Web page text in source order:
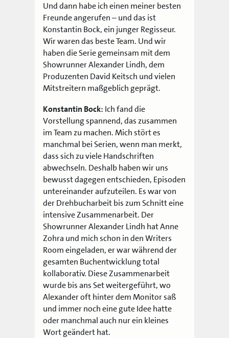
Und dann habe ich einen meiner besten
Freunde angerufen – und das ist
Konstantin Bock, ein junger Regisseur.
Wir waren das beste Team. Und wir
haben die Serie gemeinsam mit dem
Showrunner Alexander Lindh, dem
Produzenten David Keitsch und vielen
Mitstreitern maßgeblich geprägt.
Konstantin Bock: Ich fand die
Vorstellung spannend, das zusammen
im Team zu machen. Mich stört es
manchmal bei Serien, wenn man merkt,
dass sich zu viele Handschriften
abwechseln. Deshalb haben wir uns
bewusst dagegen entschieden, Episoden
untereinander aufzuteilen. Es war von
der Drehbucharbeit bis zum Schnitt eine
intensive Zusammenarbeit. Der
Showrunner Alexander Lindh hat Anne
Zohra und mich schon in den Writers
Room eingeladen, er war während der
gesamten Buchentwicklung total
kollaborativ. Diese Zusammenarbeit
wurde bis ans Set weitergeführt, wo
Alexander oft hinter dem Monitor saß
und immer noch eine gute Idee hatte
oder manchmal auch nur ein kleines
Wort geändert hat.